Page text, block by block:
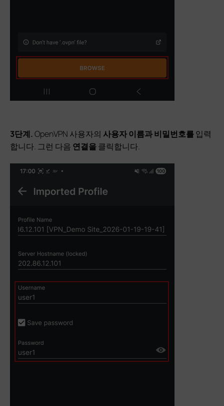
3단계.OpenVPN 사용자의 사용자 이름과비밀번호를입력
합니다. 그런 다음 연결을클릭합니다.